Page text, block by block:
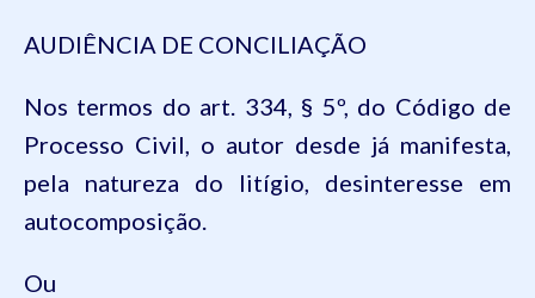
AUDIÊNCIA DE CONCILIAÇÃO
Nos termos do art. 334, § 5º, do Código de
Processo Civil, o autor desde já manifesta,
pela
natureza do litígio, desinteresse
em
autocomposição.
Ou